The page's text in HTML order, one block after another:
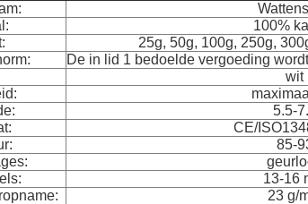
100%
25g, 50g, 100g, 250g,
De in lid 1 bedoelde vergoeding
wit
5.5-
CE/
85-
13-16
23 g/